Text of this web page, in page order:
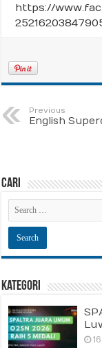
https://
Previous
English
Cari
Kategori